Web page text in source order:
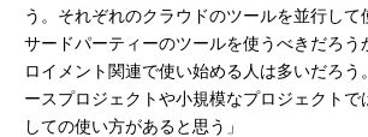
う。それぞれのクラウドのツールを並行して
サードパーティーのツールを使うべきだろう
ロイメント関連で使い始める人は多いだろう
ースプロジェクトや小規模なプロジェクトで
しての使い方があると思う」